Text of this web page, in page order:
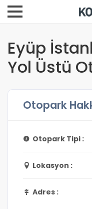
Eyüp
Yol Üstü
Otopark
Otopark Tipi :
Lokasyon :
Adres :